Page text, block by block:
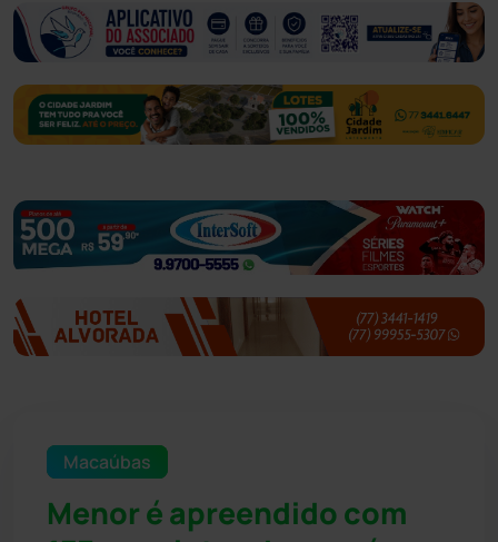
Macaúbas
Menor é apreendido com